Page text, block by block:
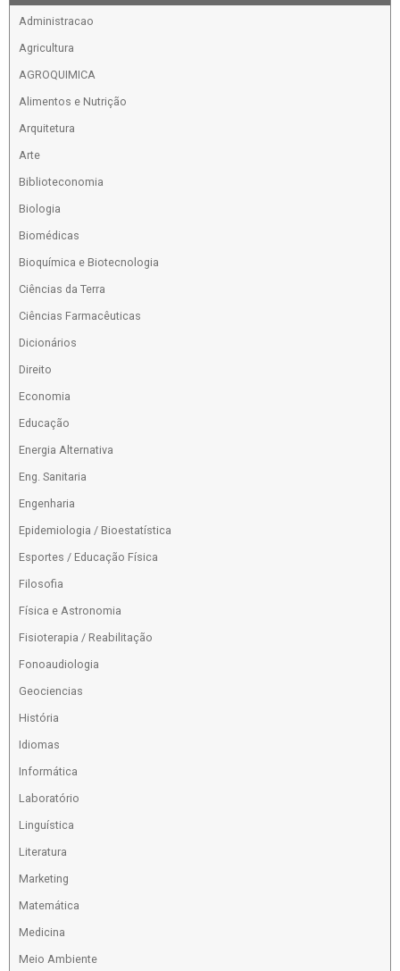
Administracao
Agricultura
AGROQUIMICA
Alimentos e Nutrição
Arquitetura
Arte
Biblioteconomia
Biologia
Biomédicas
Bioquímica e Biotecnologia
Ciências da Terra
Ciências Farmacêuticas
Dicionários
Direito
Economia
Educação
Energia Alternativa
Eng. Sanitaria
Engenharia
Epidemiologia / Bioestatística
Esportes / Educação Física
Filosofia
Física e Astronomia
Fisioterapia / Reabilitação
Fonoaudiologia
Geociencias
História
Idiomas
Informática
Laboratório
Linguística
Literatura
Marketing
Matemática
Medicina
Meio Ambiente